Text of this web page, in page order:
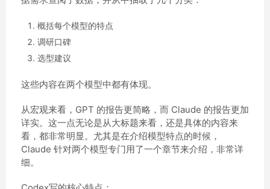
概括每个模型的特点
调研口碑
选型建议
这些内容在两个模型中都有体现。
从宏观来看，GPT 的报告更简略，而 Claude 的报告更加
详实。这一点无论是从大标题来看，还是具体的内容来
看，都非常明显。尤其是在介绍模型特点的时候，
Claude 针对两个模型专门用了一个章节来介绍，非常详
细。